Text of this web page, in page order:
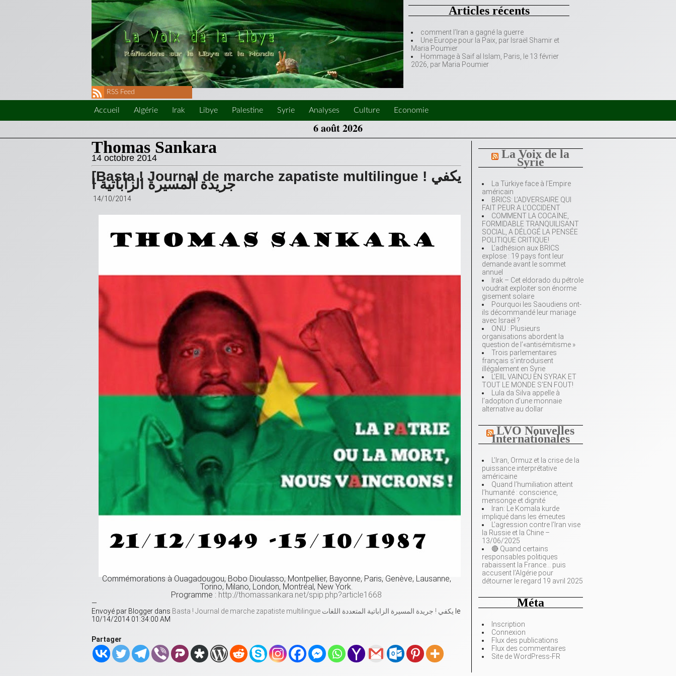
Articles récents
comment l’Iran a gagné la guerre
Une Europe pour la Paix, par Israël Shamir et
Maria Poumier
Hommage à Saif al Islam, Paris, le 13 février
2026, par Maria Poumier
RSS Feed
Accueil Algérie Irak Libye Palestine Syrie Analyses Culture Economie
6 août 2026
La Voix de la
Syrie
La Türkiye face à l’Empire
américain
BRICS: L’ADVERSAIRE QUI
FAIT PEUR A L’OCCIDENT
COMMENT LA COCAÏNE,
FORMIDABLE TRANQUILISANT
SOCIAL, A DÉLOGÉ LA PENSÉE
POLITIQUE CRITIQUE!
L’adhésion aux BRICS
explose : 19 pays font leur
demande avant le sommet
annuel
Irak – Cet eldorado du pétrole
voudrait exploiter son énorme
gisement solaire
Pourquoi les Saoudiens ont-
ils décommandé leur mariage
avec Israël ?
ONU : Plusieurs
organisations abordent la
question de l’«antisémitisme »
Trois parlementaires
français s’introduisent
illégalement en Syrie
L’EIIL VAINCU EN SYRAK ET
TOUT LE MONDE S’EN FOUT!
Lula da Silva appelle à
l’adoption d’une monnaie
alternative au dollar
LVO Nouvelles
Internationales
L’Iran, Ormuz et la crise de la
puissance interprétative
américaine
Quand l’humiliation atteint
l’humanité : conscience,
mensonge et dignité
Iran: Le Komala kurde
impliqué dans les émeutes
L’agression contre l’Iran vise
la Russie et la Chine –
13/06/2025
🔴 Quand certains
responsables politiques
rabaissent la France… puis
accusent l’Algérie pour
détourner le regard 19 avril 2025
Méta
Inscription
Connexion
Flux des publications
Flux des commentaires
Site de WordPress-FR
Thomas Sankara
14 octobre 2014
[Basta ! Journal de marche zapatiste multilingue يكفي !
جريدة المسيرة الزاباتية ا
14/10/2014
Commémorations à Ouagadougou, Bobo Dioulasso, Montpellier, Bayonne, Paris, Genève, Lausanne,
Torino, Milano, London, Montréal, New York.
Programme : http://thomassankara.net/spip.php?article1668
—
Envoyé par Blogger dans
Basta ! Journal de marche zapatiste multilingue يكفي ! جريدة المسيرة الزاباتية المتعددة اللغات le
10/14/2014 01:34:00 AM
Partager